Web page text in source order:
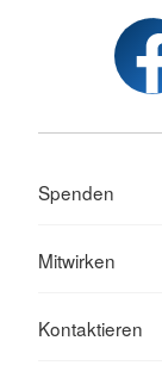
Spenden
Mitwirken
Kontaktieren